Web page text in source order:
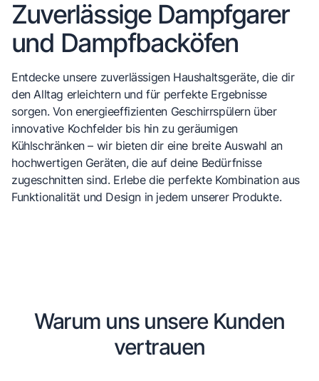
Zuverlässige Dampfgarer
und Dampfbacköfen
Entdecke unsere zuverlässigen Haushaltsgeräte, die dir
den Alltag erleichtern und für perfekte Ergebnisse
sorgen. Von energieeffizienten Geschirrspülern über
innovative Kochfelder bis hin zu geräumigen
Kühlschränken – wir bieten dir eine breite Auswahl an
hochwertigen Geräten, die auf deine Bedürfnisse
zugeschnitten sind. Erlebe die perfekte Kombination aus
Funktionalität und Design in jedem unserer Produkte.
Warum uns unsere Kunden
vertrauen